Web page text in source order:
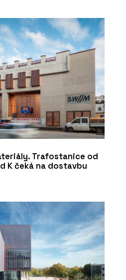
Trafostanice od
K čeká na dostavbu